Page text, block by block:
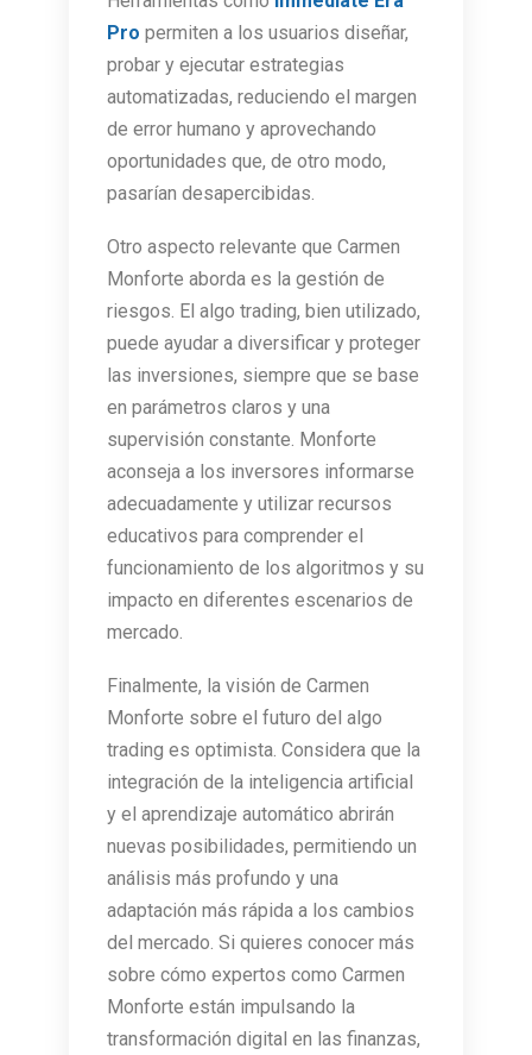
Pro permiten a los usuarios diseñar,
probar y ejecutar estrategias
automatizadas, reduciendo el margen
de error humano y aprovechando
oportunidades que, de otro modo,
pasarían desapercibidas.
Otro aspecto relevante que Carmen
Monforte aborda es la gestión de
riesgos. El algo trading, bien utilizado,
puede ayudar a diversificar y proteger
las inversiones, siempre que se base
en parámetros claros y una
supervisión constante. Monforte
aconseja a los inversores informarse
adecuadamente y utilizar recursos
educativos para comprender el
funcionamiento de los algoritmos y su
impacto en diferentes escenarios de
mercado.
Finalmente, la visión de Carmen
Monforte sobre el futuro del algo
trading es optimista. Considera que la
integración de la inteligencia artificial
y el aprendizaje automático abrirán
nuevas posibilidades, permitiendo un
análisis más profundo y una
adaptación más rápida a los cambios
del mercado. Si quieres conocer más
sobre cómo expertos como Carmen
Monforte están impulsando la
transformación digital en las finanzas,